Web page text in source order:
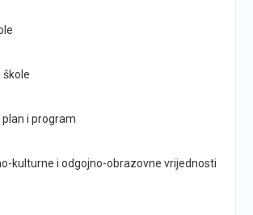
škole
plan i program
kulturne i odgojno-obrazovne vrijednosti